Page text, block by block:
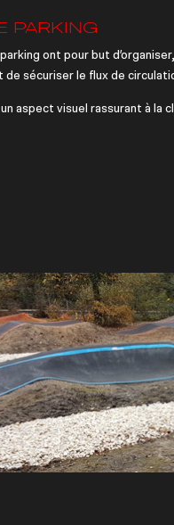
PARKING
ont pour but
sécuriser le flux de
aspect visuel rassurant à la